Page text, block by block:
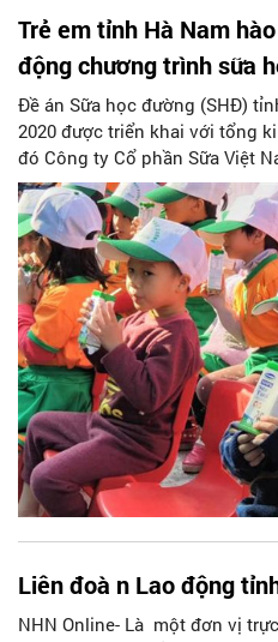
Trẻ em tỉnh Hà Nam
động chương trình sữa
Đề án Sữa học đường (SHĐ)
2020 được triển khai với tổng
đó Công ty Cổ phần Sữa Việt
cấp sữa với mức hỗ trợ 25,1%
cho ngân sách tỉnh gần 45 tỷ
động chương trình SHĐ năm
12 năm 2019, Sở Giáo dục và
đã tổ chức buổi Lễ phát động
Tâm, huyện Thanh Liêm, tỉnh
củ
Liên đoà n Lao động
NHN Online- Là một đơn vị